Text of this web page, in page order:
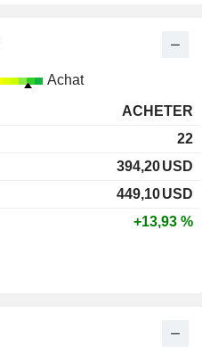
Achat
ACHETER
22
394,20USD
449,10USD
+13,93 %